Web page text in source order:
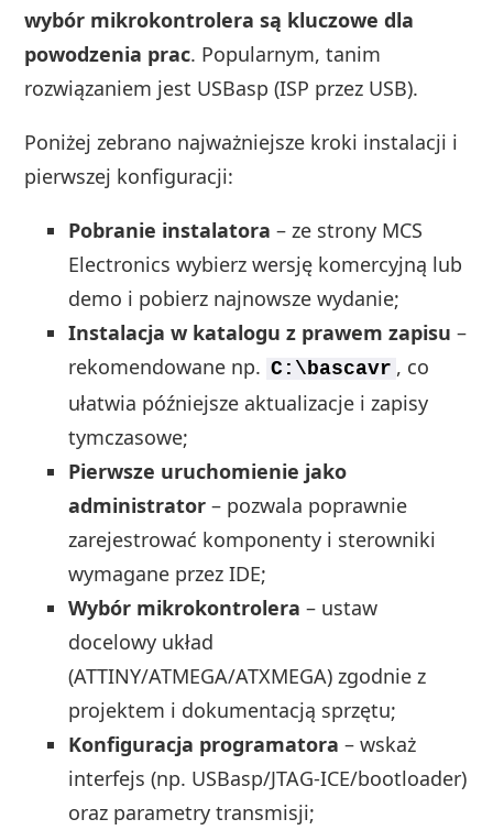
wybór mikrokontrolera są kluczowe dla
powodzenia prac. Popularnym, tanim
rozwiązaniem jest USBasp (ISP przez USB).
Poniżej zebrano najważniejsze kroki instalacji i
pierwszej konfiguracji:
Pobranie instalatora – ze strony MCS
Electronics wybierz wersję komercyjną lub
demo i pobierz najnowsze wydanie;
Instalacja w katalogu z prawem zapisu –
rekomendowane np. C:\bascavr , co
ułatwia późniejsze aktualizacje i zapisy
tymczasowe;
Pierwsze uruchomienie jako
administrator – pozwala poprawnie
zarejestrować komponenty i sterowniki
wymagane przez IDE;
Wybór mikrokontrolera – ustaw
docelowy układ
(ATTINY/ATMEGA/ATXMEGA) zgodnie z
projektem i dokumentacją sprzętu;
Konfiguracja programatora – wskaż
interfejs (np. USBasp/JTAG‑ICE/bootloader)
oraz parametry transmisji;